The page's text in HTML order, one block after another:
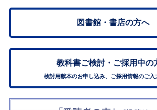
図書館・書店の方へ
教科書ご検討・ ご採用中の
検討用献本のお申し込み、ご採用情報のご入